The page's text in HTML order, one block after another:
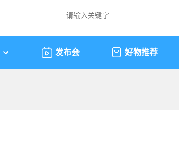
发布会 好物推荐